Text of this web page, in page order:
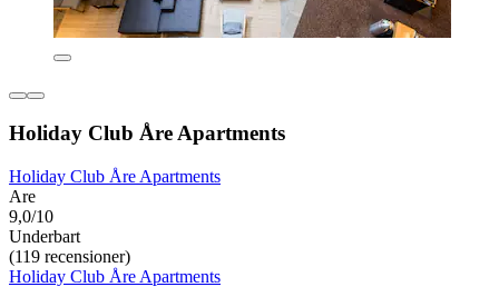
Holiday Club Åre Apartments
Holiday Club Åre Apartments
Are
9,0/10
Underbart
(119 recensioner)
Holiday Club Åre Apartments